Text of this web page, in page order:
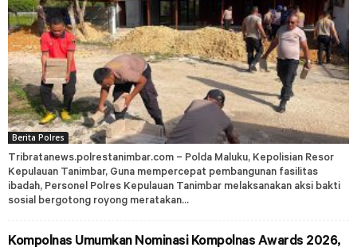
Berita Polres
Tribratanews.polrestanimbar.com – Polda Maluku, Kepolisian Resor
Kepulauan Tanimbar, Guna mempercepat pembangunan fasilitas
ibadah, Personel Polres Kepulauan Tanimbar melaksanakan aksi bakti
sosial bergotong royong meratakan...
Kompolnas Umumkan Nominasi Kompolnas Awards 2026,